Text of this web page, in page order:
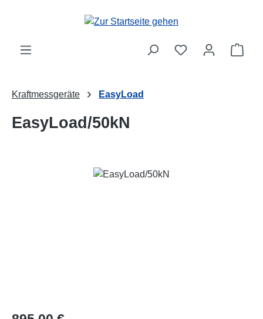
Zum Hauptinhalt springen
Kraftmessgeräte EasyLoad
EasyLoad/50kN
Bildergalerie überspringen
Regulärer Preis: